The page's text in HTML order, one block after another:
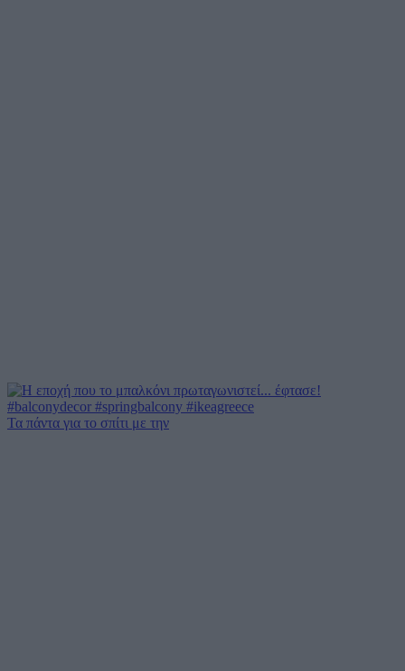
Τα πάντα για το σπίτι με την